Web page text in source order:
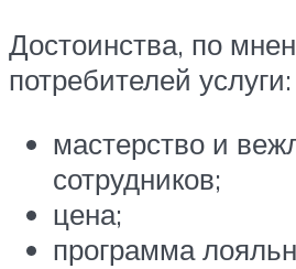
Достоинства, по
потребителей услуги:
мастерство и
сотрудников;
цена;
программа